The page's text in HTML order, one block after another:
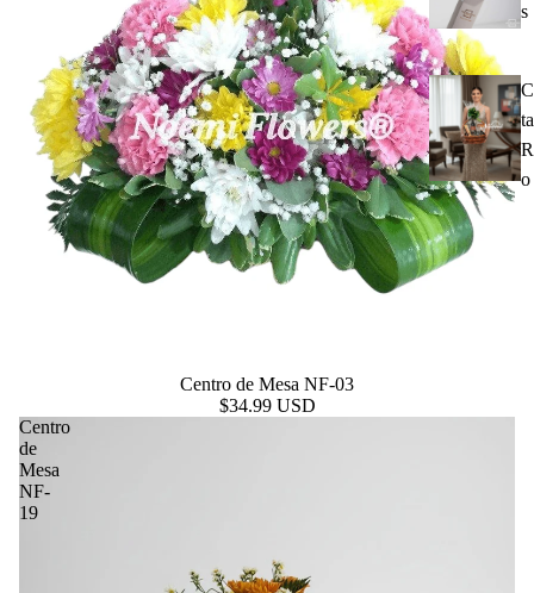
s
o
Centro de Mesa NF-03
$34.99 USD
Centro
de
Mesa
NF-
19